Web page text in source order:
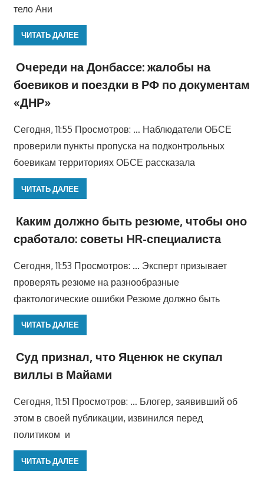
тело Ани
ЧИТАТЬ ДАЛЕЕ
Очереди на Донбассе: жалобы на
боевиков и поездки в РФ по документам
«ДНР»
Сегодня, 11:55 Просмотров: … Наблюдатели ОБСЕ
проверили пункты пропуска на подконтрольных
боевикам территориях ОБСЕ рассказала
ЧИТАТЬ ДАЛЕЕ
Каким должно быть резюме, чтобы оно
сработало: советы HR-специалиста
Сегодня, 11:53 Просмотров: … Эксперт призывает
проверять резюме на разнообразные
фактологические ошибки Резюме должно быть
ЧИТАТЬ ДАЛЕЕ
Суд признал, что Яценюк не скупал
виллы в Майами
Сегодня, 11:51 Просмотров: … Блогер, заявивший об
этом в своей публикации, извинился перед
политиком и
ЧИТАТЬ ДАЛЕЕ